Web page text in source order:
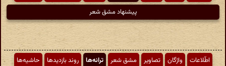
پیشنهاد مشق شعر
اطّلاعات واژگان تصاویر مشق شعر ترانه‌ها روند بازدیدها
حاشیه‌ها